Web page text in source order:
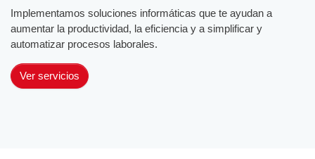
Implementamos soluciones informáticas que te ayudan a
aumentar la productividad, la eficiencia y a simplificar y
automatizar procesos laborales.
Ver servicios